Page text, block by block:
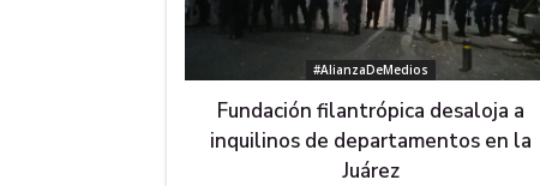
#AlianzaDeMedios
Fundación filantrópica desaloja a
inquilinos de departamentos en la
Juárez